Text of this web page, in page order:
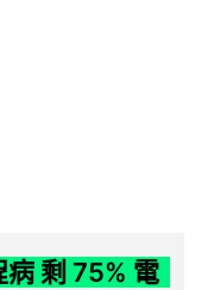
剩 75% 電